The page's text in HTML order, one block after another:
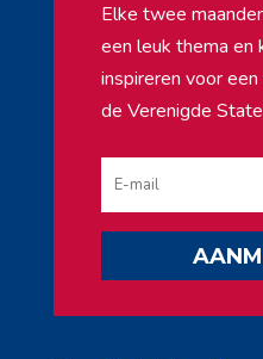
Elke twee
een leuk thema en
inspireren voor
de Verenigde